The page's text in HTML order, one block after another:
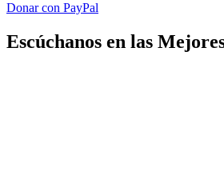
Donar con PayPal
Escúchanos en las